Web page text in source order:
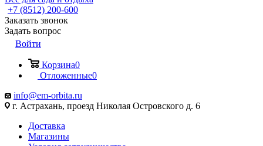
+7 (8512) 200-600
Заказать звонок
Задать вопрос
Войти
Корзина0
Отложенные0
info@em-orbita.ru
г. Астрахань, проезд Николая Островского д. 6
Доставка
Магазины